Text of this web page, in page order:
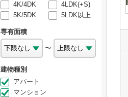
4K/4DK
4LDK(+S)
5K/5DK
5LDK以上
専有面積
〜
建物種別
アパート
マンション